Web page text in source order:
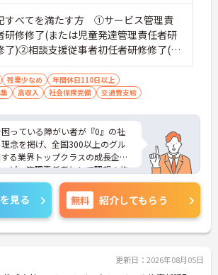
すべてを満たす方 ①サービス管理責
研修修了(または児童発達管理責任者研
了)②相談支援従事者初任者研修修了(ま
相談支援従事者実務者研修修了)③普通
車運転免許(AT限定可)
残業少なめ
年間休日110日以上
高収入 社会保険完備 交通費支給
っている障がい者が『0』の社
念を掲げ、全国300以上のグル
る業界トップクラスの成長企業
ビス管理責任者として理想の施
クラスポジションです。本求人
手当15万円」を含む月給47万円
水準と、最新設備が完備された
。さらに、管理職の大きな負担
業務」を本社の専門部署が一括
や個別支援計画の作成に専念でき
日、定年70歳という長期就労環
見る 無料 紹介してもらう
更新日：2026年08月05日